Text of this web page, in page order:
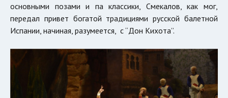
основными позами и па классики, Смекалов, как мог,
передал привет богатой традициями русской балетной
Испании, начиная, разумеется, с “Дон Кихота”.